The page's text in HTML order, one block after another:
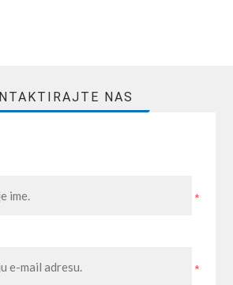
NAS
*
*